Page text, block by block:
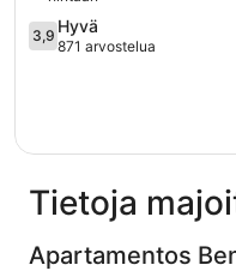
3.9
kautta
3,9 Hyvä
871 arvostelua
Tietoja
Apartamentos